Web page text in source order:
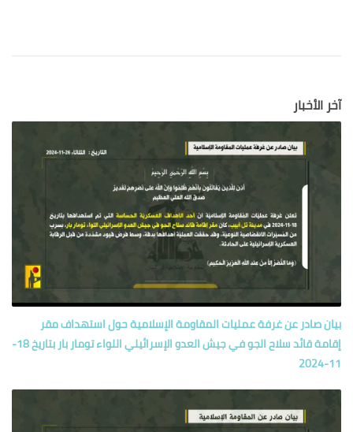
آخر الأخبار
بيان صادر عن غرفة عمليات المقاومة الإسلامية حول‏ استهداف مقر
إقامة قائد سلاح الجو في جيش العدو الإسرائيلي اللواء تومار بار بتاريخ 18-
11-2024